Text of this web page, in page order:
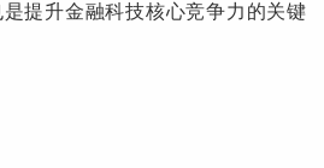
提升金融科技核心竞争力的关键